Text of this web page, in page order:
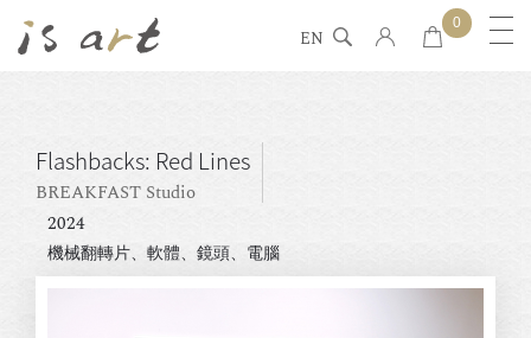
EN
0
Flashbacks: Red Lines
BREAKFAST Studio
2024
機械翻轉片、軟體、鏡頭、電腦